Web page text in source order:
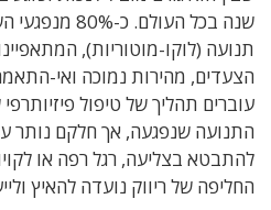
שנה בכל
תנועה (לוקו-מוטוריות),
הצעדים, מהירות נמוכה ואי-
עוברים תהליך של טיפול
התנועה שנפגעה, אך חלקם נותר
להתבטא בצליעה, רגל רפה או
החליפה של ריווק נועדה להאיץ